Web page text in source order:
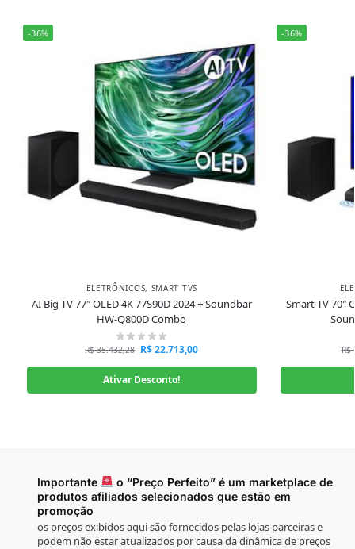
-36%
ELETRÔNICOS, SMART TVS
AI Big TV 77″ OLED 4K 77S90D 2024 + Soundbar
HW-Q800D Combo
R$35.432,28 R$22.713,00
Ativar Desconto!
-36%
Smart TV 70″
R$
Importante
o “Preço Perfeito” é um marketplace de
produtos afiliados selecionados que estão em
promoção
os preços exibidos aqui são fornecidos pelas lojas parceiras e
podem não estar atualizados por causa da dinâmica de preços